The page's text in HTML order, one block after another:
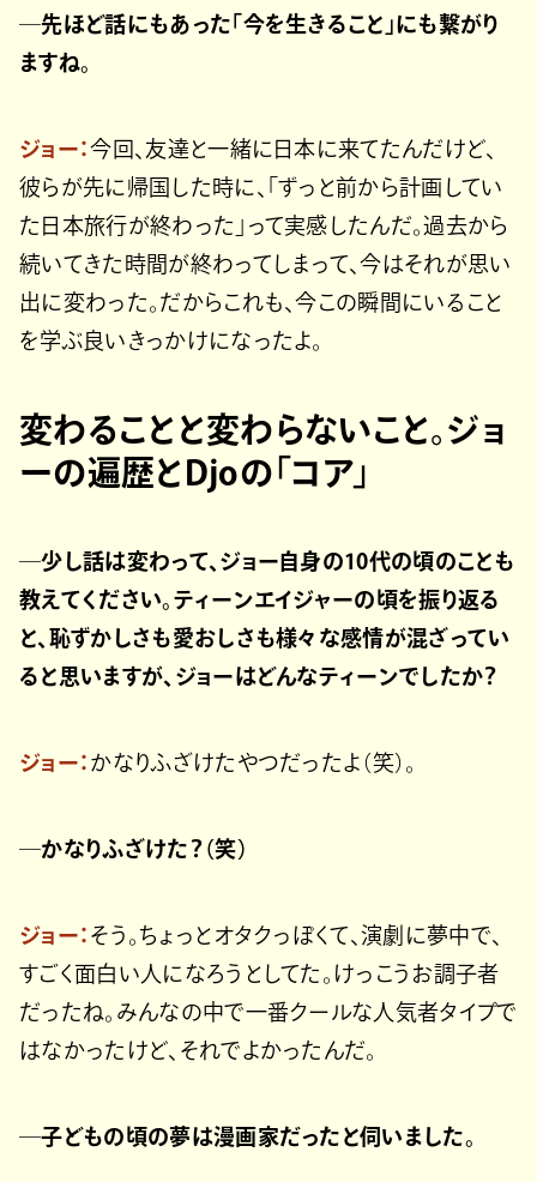
─先ほど話にもあった「今を生きること」にも繋がり
ますね。
ジョー：今回、友達と一緒に日本に来てたんだけど、
彼らが先に帰国した時に、「ずっと前から計画してい
た日本旅行が終わった」って実感したんだ。過去から
続いてきた時間が終わってしまって、今はそれが思い
出に変わった。だからこれも、今この瞬間にいること
を学ぶ良いきっかけになったよ。
変わることと変わらないこと。ジョ
ーの遍歴とDjoの「コア」
─少し話は変わって、ジョー自身の10代の頃のことも
教えてください。ティーンエイジャーの頃を振り返る
と、恥ずかしさも愛おしさも様々な感情が混ざってい
ると思いますが、ジョーはどんなティーンでしたか？
ジョー： かなりふざけたやつだったよ（笑）。
─かなりふざけた？（笑）
ジョー： そう。ちょっとオタクっぽくて、演劇に夢中で、
すごく面白い人になろうとしてた。けっこうお調子者
だったね。みんなの中で一番クールな人気者タイプで
はなかったけど、それでよかったんだ。
─子どもの頃の夢は漫画家だったと伺いました。